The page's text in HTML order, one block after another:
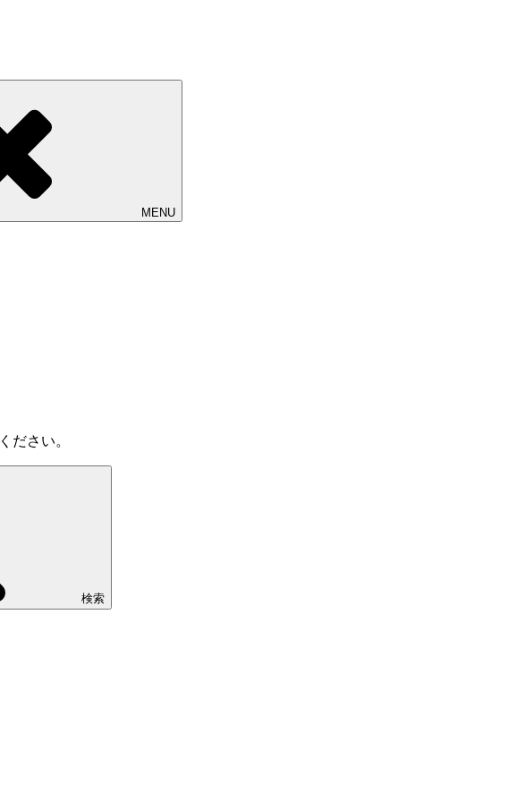
です。 ご縁を頂いております工芸作家、アーティストの方々の作品をご紹介
MENU
ださい。
検索